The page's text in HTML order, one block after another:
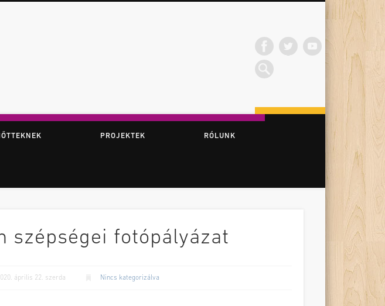
PROJEKTEK RÓLUNK
szépségei fotópályázat
április 22. szerda Nincs kategorizálva